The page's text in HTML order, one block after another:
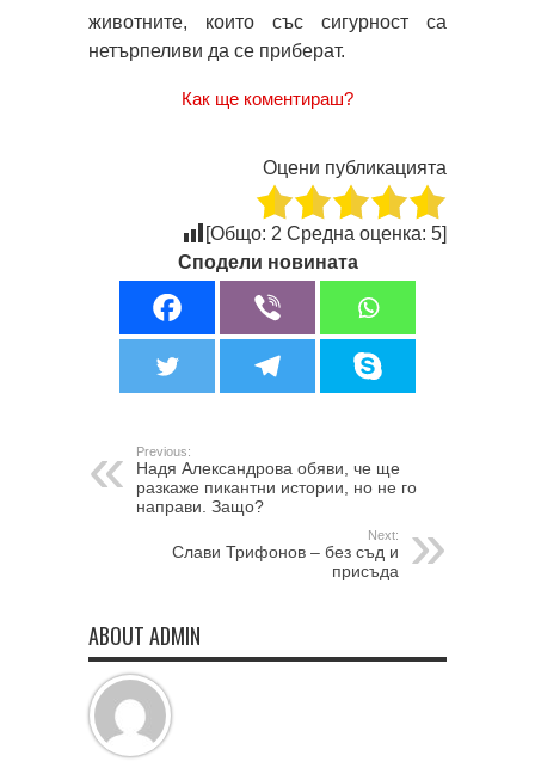
животните, които със сигурност са
нетърпеливи да се приберат.
Как ще коментираш?
Оцени публикацията
[Общо: 2 Средна оценка: 5]
Сподели новината
Previous:
Надя Александрова обяви, че ще
разкаже пикантни истории, но не го
направи. Защо?
Next:
Слави Трифонов – без съд и
присъда
ABOUT ADMIN